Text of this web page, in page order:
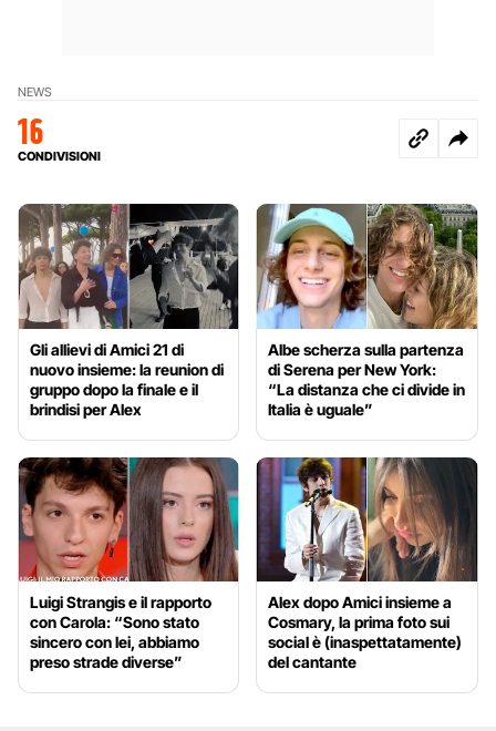
NEWS
16
CONDIVISIONI
Gli allievi di Amici 21 di
nuovo insieme: la reunion di
gruppo dopo la finale e il
brindisi per Alex
Albe scherza sulla partenza
di Serena per New York:
“La distanza che ci divide in
Italia è uguale”
Luigi Strangis e il rapporto
con Carola: “Sono stato
sincero con lei, abbiamo
preso strade diverse”
Alex dopo Amici insieme a
Cosmary, la prima foto sui
social è (inaspettatamente)
del cantante